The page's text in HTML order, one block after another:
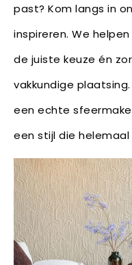
past? Kom langs in
inspireren. We
de juiste keuze én
vakkundige
een echte
een stijl die helemaal